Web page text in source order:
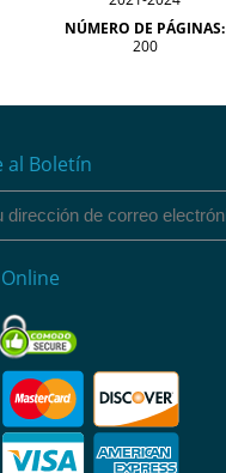
NÚMERO DE PÁGINAS:
200
al Boletín